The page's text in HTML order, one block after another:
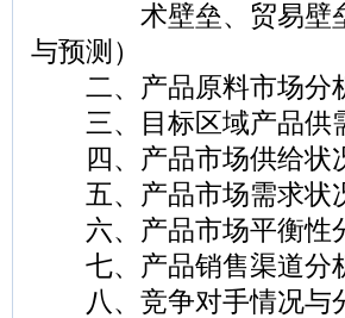
术壁垒、贸易壁垒。
与预测）
二、产品原料市场分
三、目标区域产品供
四、产品市场供给状
五、产品市场需求状
六、产品市场平衡性
七、产品销售渠道分
八、竞争对手情况与